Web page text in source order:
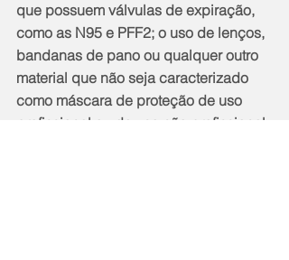
que possuem válvulas de expiração,
como as N95 e PFF2; o uso de lenços,
bandanas de pano ou qualquer outro
material que não seja caracterizado
como máscara de proteção de uso
profissional ou de uso não profissional